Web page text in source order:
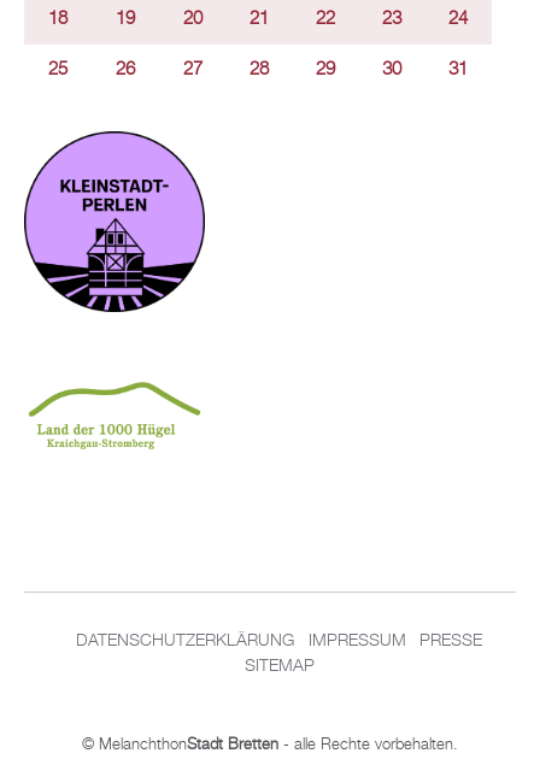
18 19 20 21 22 23 24
25 26 27 28 29 30 31
DATENSCHUTZERKLÄRUNG IMPRESSUM
PRESSE
SITEMAP
© MelanchthonStadt Bretten - alle Rechte vorbehalten.